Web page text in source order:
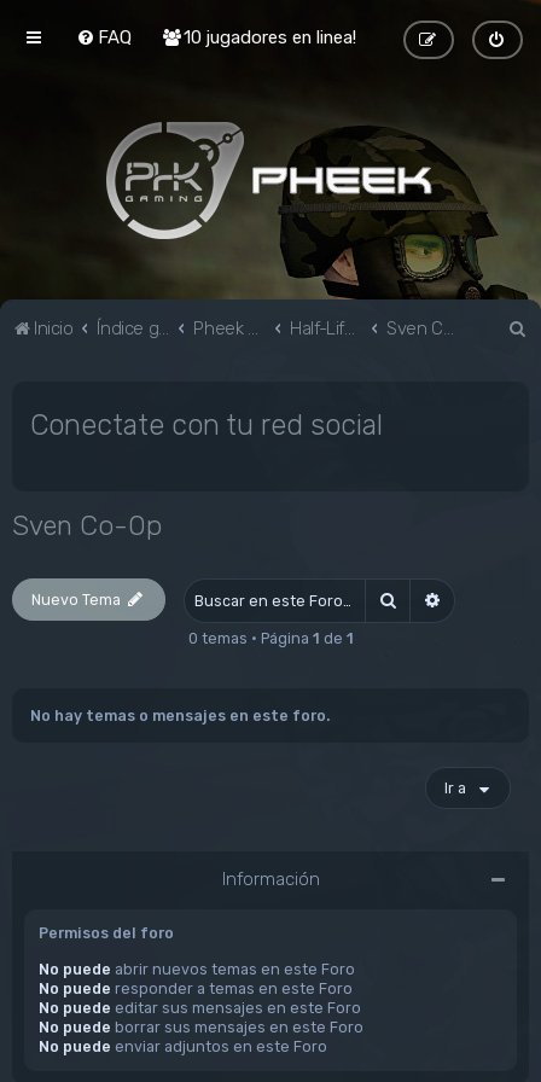
FAQ 10 jugadores en linea!
Inicio Índice general Pheek Gaming Half-Life & Mods Sven Co-Op
Conectate con tu red social
Sven Co-Op
Nuevo Tema Buscar Búsqueda
0 temas • Página 1 de 1
No hay temas o mensajes en este foro.
Ir a
Información
Permisos del foro
No puede abrir nuevos temas en este Foro
No puede responder a temas en este Foro
No puede editar sus mensajes en este Foro
No puede borrar sus mensajes en este Foro
No puede enviar adjuntos en este Foro